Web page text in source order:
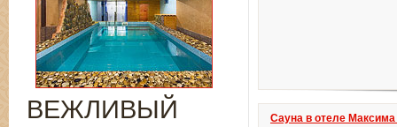
Сауна в отеле
ВЕЖЛИВЫЙ